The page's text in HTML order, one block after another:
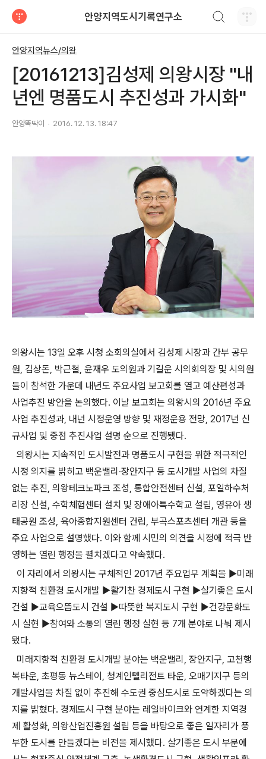
안양지역도시기록연구소
안양지역뉴스/의왕
[20161213]김성제 의왕시장 "내
년엔 명품도시 추진성과 가시화"
안양똑딱이 2016. 12. 13. 18:47
의왕시는 13일 오후 시청 소회의실에서 김성제 시장과 간부 공무
원, 김상돈, 박근철, 윤재우 도의원과 기길운 시의회의장 및 시의원
들이 참석한 가운데 내년도 주요사업 보고회를 열고 예산편성과
사업추진 방안을 논의했다. 이날 보고회는 의왕시의 2016년 주요
사업 추진성과, 내년 시정운영 방향 및 재정운용 전망, 2017년 신
규사업 및 중점 추진사업 설명 순으로 진행됐다.
의왕시는 지속적인 도시발전과 명품도시 구현을 위한 적극적인
시정 의지를 밝히고 백운밸리‧장안지구 등 도시개발 사업의 차질
없는 추진, 의왕테크노파크 조성, 통합안전센터 신설, 포일하수처
리장 신설, 수학체험센터 설치 및 장애아특수학교 설립, 영유아 생
태공원 조성, 육아종합지원센터 건립, 부곡스포츠센터 개관 등을
주요 사업으로 설명했다. 이와 함께 시민의 의견을 시정에 적극 반
영하는 열린 행정을 펼치겠다고 약속했다.
이 자리에서 의왕시는 구체적인 2017년 주요업무 계획을 ▶미래
지향적 친환경 도시개발 ▶활기찬 경제도시 구현 ▶살기좋은 도시
건설 ▶교육으뜸도시 건설 ▶따뜻한 복지도시 구현 ▶건강문화도
시 실현 ▶참여와 소통의 열린 행정 실현 등 7개 분야로 나눠 제시
됐다.
미래지향적 친환경 도시개발 분야는 백운밸리, 장안지구, 고천행
복타운, 초평동 뉴스테이, 청계인텔리전트 타운, 오매기지구 등의
개발사업을 차질 없이 추진해 수도권 중심도시로 도약하겠다는 의
지를 밝혔다. 경제도시 구현 분야는 레일바이크와 연계한 지역경
제 활성화, 의왕산업진흥원 설립 등을 바탕으로 좋은 일자리가 풍
부한 도시를 만들겠다는 비전을 제시했다. 살기좋은 도시 부문에